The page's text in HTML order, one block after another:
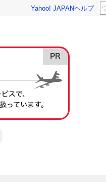
Yahoo! JAPANヘルプ